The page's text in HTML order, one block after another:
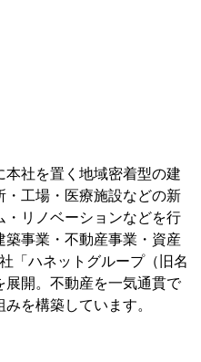
本社を置く地域密着型の建
工場・医療施設などの新
リノベーションなどを行
築事業・不動産事業・資産
「ハネットグループ（旧名
開。不動産を一気通貫で
を構築しています。